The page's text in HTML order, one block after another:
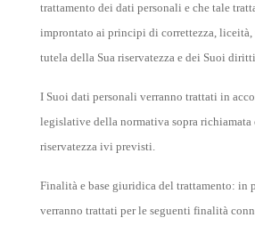
trattamento dei dati personali e che tale
improntato ai principi di correttezza, liceità,
tutela della Sua riservatezza e dei Suoi
I Suoi dati personali verranno trattati in
legislative della normativa sopra
riservatezza ivi previsti.
Finalità e base giuridica del trattamento: in
verranno trattati per le seguenti finalità